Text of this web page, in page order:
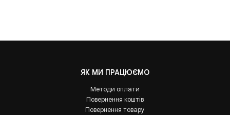
ЯК МИ ПРАЦЮЄМО
Методи оплати
Повернення коштів
Повернення товару